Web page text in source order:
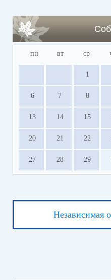
пн вт ср
1
6 7 8
13 14 15
20 21 22
27 28 29
Независимая